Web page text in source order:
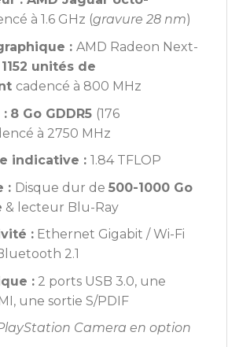
à 1.6 GHz (gravure 28 nm)
: AMD Radeon Next-
1152 unités de
cadencé à 800 MHz
: 8 Go GDDR5 (176
à 2750 MHz
indicative : 1.84 TFLOP
: Disque dur de 500-1000 Go
& lecteur Blu-Ray
:Ethernet Gigabit / Wi-Fi
2.1
:2 ports USB 3.0, une
une sortie S/PDIF
Camera en option